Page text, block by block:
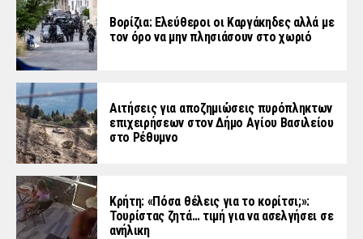
Βορίζια: Ελεύθεροι οι Καργάκηδες αλλά με
τον όρο να μην πλησιάσουν στο χωριό
Αιτήσεις για αποζημιώσεις πυρόπληκτων
επιχειρήσεων στον Δήμο Αγίου Βασιλείου
στο Ρέθυμνο
Κρήτη: «Πόσα θέλεις για το κορίτσι;»:
Τουρίστας ζητά… τιμή για να ασελγήσει σε
ανήλικη